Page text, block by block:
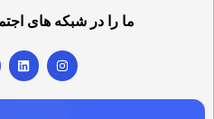
ما را در شبکه های